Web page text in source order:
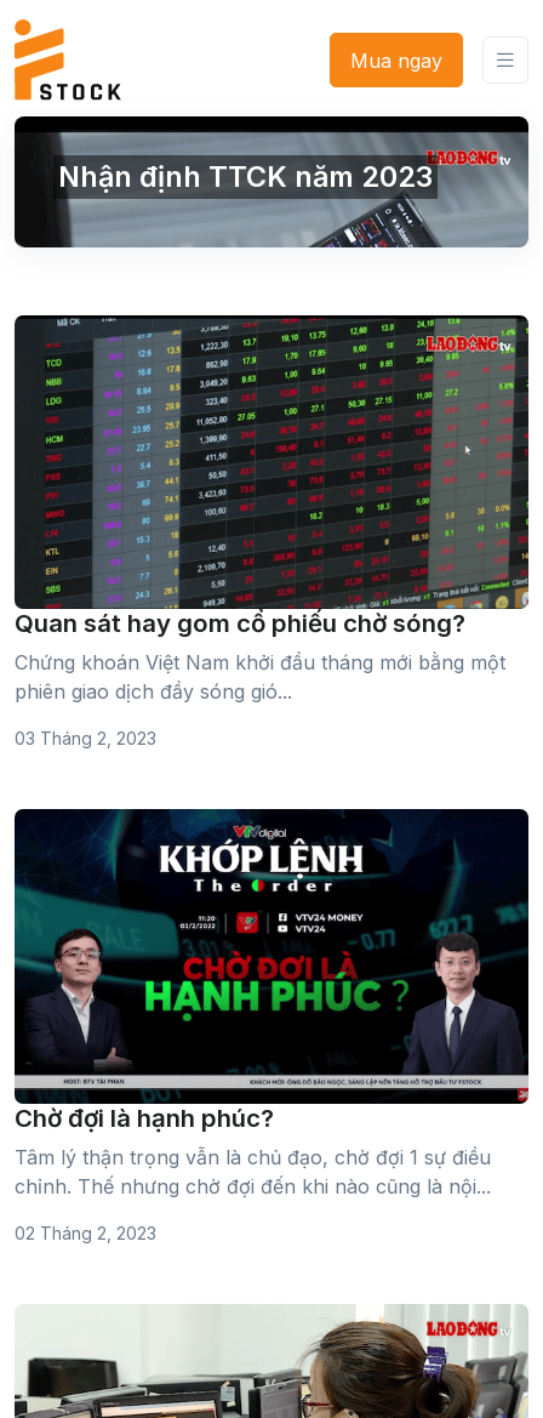
Mua ngay
Nhận định TTCK năm 2023
Quan sát hay gom cổ phiếu chờ sóng?
Chứng khoán Việt Nam khởi đầu tháng mới bằng một
phiên giao dịch đầy sóng gió...
03 Tháng 2, 2023
Chờ đợi là hạnh phúc?
Tâm lý thận trọng vẫn là chủ đạo, chờ đợi 1 sự điều
chỉnh. Thế nhưng chờ đợi đến khi nào cũng là nội...
02 Tháng 2, 2023